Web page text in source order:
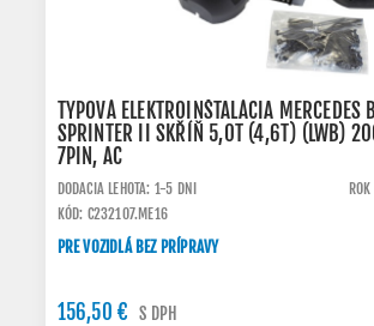
TYPOVÁ ELEKTROINŠTALÁCIA MERCEDES
SPRINTER II SKŘÍŇ 5,0T (4,6T) (LWB)
7PIN, AC
DODACIA LEHOTA: 1-5 DNI
KÓD: C232107.ME16
PRE VOZIDLÁ BEZ PRÍPRAVY
156,50 € S DPH